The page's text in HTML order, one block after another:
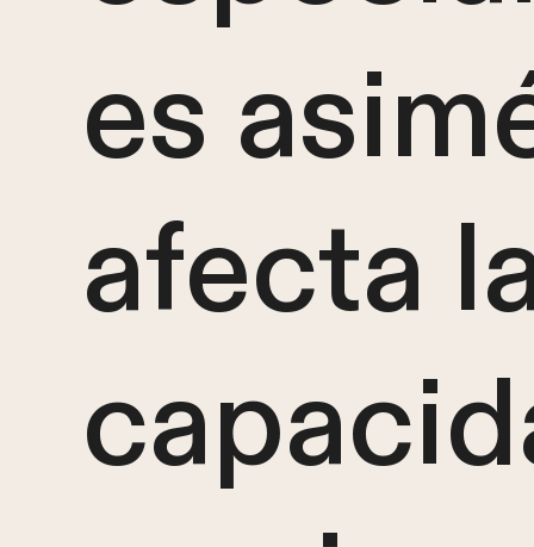
es
afecta